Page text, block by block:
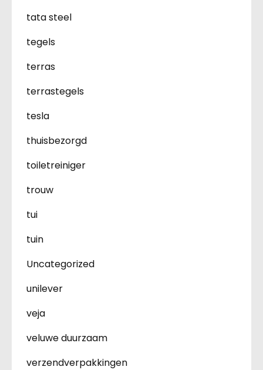
tata steel
tegels
terras
terrastegels
tesla
thuisbezorgd
toiletreiniger
trouw
tui
tuin
Uncategorized
unilever
veja
veluwe duurzaam
verzendverpakkingen